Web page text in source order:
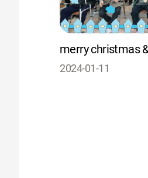
merry christmas
2024-01-11